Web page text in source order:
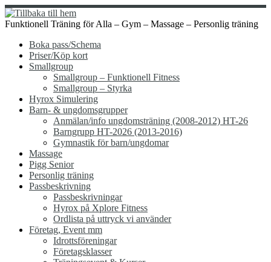
Hoppa
till
Funktionell Träning för Alla – Gym – Massage – Personlig träning
Boka pass/Schema
Priser/Köp kort
Smallgroup
Smallgroup – Funktionell Fitness
Smallgroup – Styrka
Hyrox Simulering
Barn- & ungdomsgrupper
Anmälan/info ungdomsträning (2008-2012) HT-26
Barngrupp HT-2026 (2013-2016)
Gymnastik för barn/ungdomar
Massage
Pigg Senior
Personlig träning
Passbeskrivning
Passbeskrivningar
Hyrox på Xplore Fitness
Ordlista på uttryck vi använder
Företag, Event mm
Idrottsföreningar
Företagsklasser